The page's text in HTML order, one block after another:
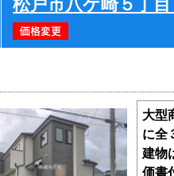
松戸市八ケ崎５丁
大型
に全
建物
価書